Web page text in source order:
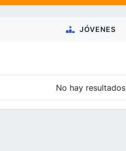
JÓVENES
No hay resultados